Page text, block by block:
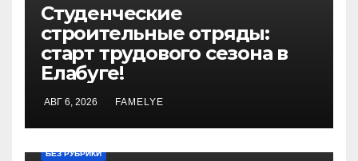
Студенческие
строительные отряды:
старт трудового сезона в
Елабуге!
АВГ 6, 2026 FAMELYE
БЕЗ РУБРИКИ